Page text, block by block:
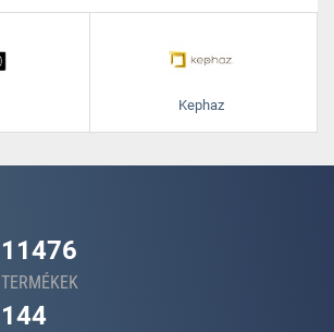
Kephaz
11476
TERMÉKEK
144